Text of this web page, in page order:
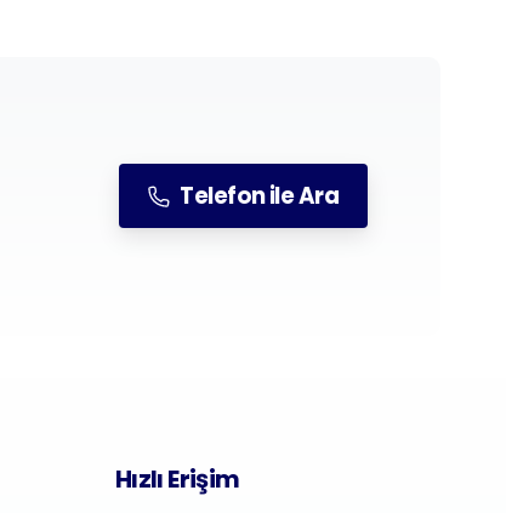
Telefon ile Ara
HızlıErişim